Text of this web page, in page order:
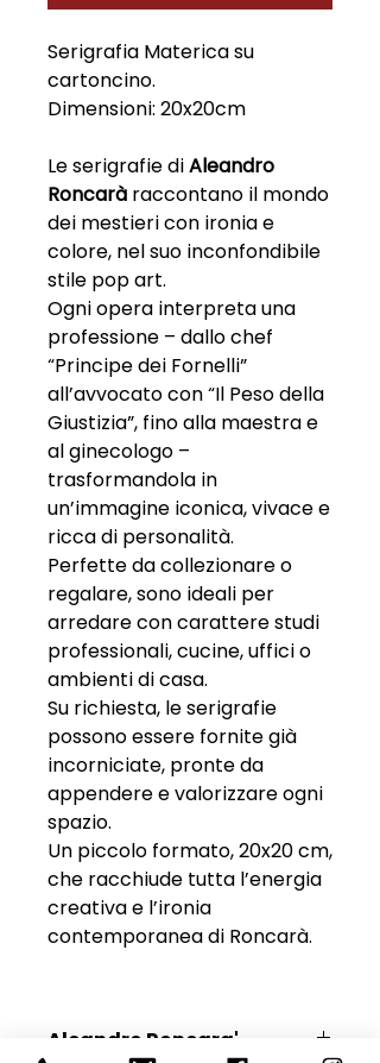
Serigrafia Materica su
cartoncino.
Dimensioni: 20x20cm
Le serigrafie diAleandro
Roncarà raccontano il mondo
dei mestieri con ironia e
colore, nel suo inconfondibile
stile pop art.
Ogni opera interpreta una
professione – dallo chef
“Principe dei Fornelli”
all’avvocato con “Il Peso della
Giustizia”, fino alla maestra e
al ginecologo –
trasformandola in
un’immagine iconica, vivace e
ricca di personalità.
Perfette da collezionare o
regalare, sono ideali per
arredare con carattere studi
professionali, cucine, uffici o
ambienti di casa.
Su richiesta, le serigrafie
possono essere fornite già
incorniciate, pronte da
appendere e valorizzare ogni
spazio.
Un piccolo formato, 20x20 cm,
che racchiude tutta l’energia
creativa e l’ironia
contemporanea di Roncarà.
Aleandro Roncara'